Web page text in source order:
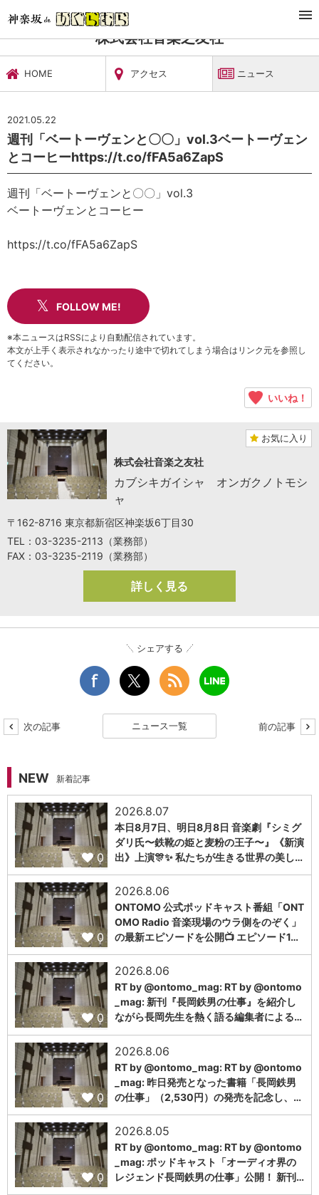
文化施設・ギャラリー
株式会社音楽之友社
HOME アクセス ニュース
2021.05.22
週刊「ベートーヴェンと〇〇」vol.3ベートーヴェン
とコーヒーhttps://t.co/fFA5a6ZapS
週刊「ベートーヴェンと〇〇」vol.3
ベートーヴェンとコーヒー
https://t.co/fFA5a6ZapS
FOLLOW ME!
※本ニュースはRSSにより自動配信されています。
本文が上手く表示されなかったり途中で切れてしまう場合はリンク元を参照し
てください。
いいね！
お気に入り
株式会社音楽之友社
カブシキガイシャ オンガクノトモシ
ャ
〒162-8716 東京都新宿区神楽坂6丁目30
TEL：03-3235-2113（業務部）
FAX：03-3235-2119（業務部）
詳しく見る
シェアする
次の記事 ニュース一覧 前の記事
NEW 新着記事
0
2026.8.07
本日8月7日、明日8月8日 音楽劇『シミグ
ダリ氏〜鉄靴の姫と麦粉の王子〜』《新演
出》上演🎊✨ 私たちが生きる世界の美し…
0
2026.8.06
ONTOMO 公式ポッドキャスト番組「ONT
OMO Radio 音楽現場のウラ側をのぞく」
の最新エピソードを公開📺 エピソード1…
0
2026.8.06
RT by @ontomo_mag: RT by @ontomo
_mag: 新刊『長岡鉄男の仕事』を紹介し
ながら長岡先生を熱く語る編集者による…
0
2026.8.06
RT by @ontomo_mag: RT by @ontomo
_mag: 昨日発売となった書籍「長岡鉄男
の仕事」（2,530円）の発売を記念し、…
0
2026.8.05
RT by @ontomo_mag: RT by @ontomo
_mag: ポッドキャスト「オーディオ界の
レジェンド長岡鉄男の仕事」公開！ 新刊…